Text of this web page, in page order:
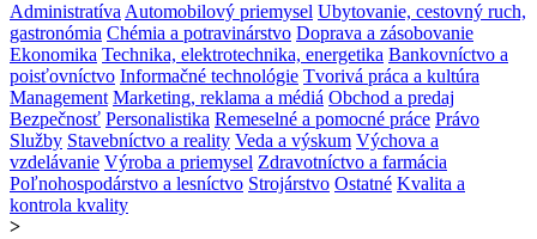
AdministratívaAutomobilový priemysel Ubytovanie, cestovný ruch,
gastronómia Chémia a potravinárstvo Doprava a zásobovanie
Ekonomika Technika, elektrotechnika, energetika Bankovníctvo a
poisťovníctvo Informačné technológie Tvorivá práca a kultúra
Management Marketing, reklama a médiá Obchod a predaj
Bezpečnosť Personalistika Remeselné a pomocné práce Právo
Služby Stavebníctvo a reality Veda a výskum Výchova a
vzdelávanie Výroba a priemysel Zdravotníctvo a farmácia
Poľnohospodárstvo a lesníctvo Strojárstvo Ostatné Kvalita a
kontrola kvality
>